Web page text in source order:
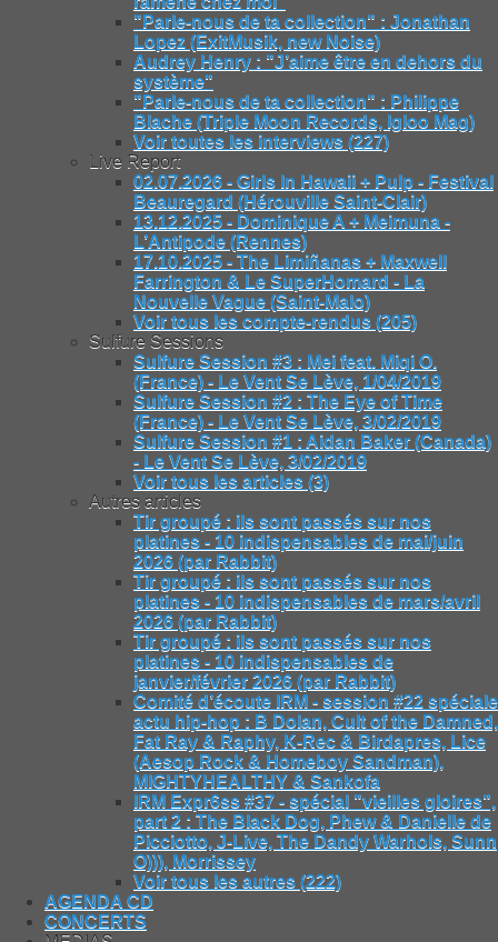
"Parle-nous de ta collection" : Jonathan
Lopez (ExitMusik, new Noise)
Audrey Henry : "J’aime être en dehors du
système"
"Parle-nous de ta collection" : Philippe
Blache (Triple Moon Records, Igloo Mag)
Voir toutes les interviews (227)
Live Report
02.07.2026 - Girls In Hawaii + Pulp - Festival
Beauregard (Hérouville Saint-Clair)
13.12.2025 - Dominique A + Meimuna -
L’Antipode (Rennes)
17.10.2025 - The Limiñanas + Maxwell
Farrington & Le SuperHomard - La
Nouvelle Vague (Saint-Malo)
Voir tous les compte-rendus (205)
Sulfure Sessions
Sulfure Session #3 : Mei feat. Miqi O.
(France) - Le Vent Se Lève, 1/04/2019
Sulfure Session #2 : The Eye of Time
(France) - Le Vent Se Lève, 3/02/2019
Sulfure Session #1 : Aidan Baker (Canada)
- Le Vent Se Lève, 3/02/2019
Voir tous les articles (3)
Autres articles
Tir groupé : ils sont passés sur nos
platines - 10 indispensables de mai/juin
2026 (par Rabbit)
Tir groupé : ils sont passés sur nos
platines - 10 indispensables de mars/avril
2026 (par Rabbit)
Tir groupé : ils sont passés sur nos
platines - 10 indispensables de
janvier/février 2026 (par Rabbit)
Comité d’écoute IRM - session #22 spéciale
actu hip-hop : B Dolan, Cult of the Damned,
Fat Ray & Raphy, K-Rec & Birdapres, Lice
(Aesop Rock & Homeboy Sandman),
MIGHTYHEALTHY & Sankofa
IRM Expr6ss #37 - spécial "vieilles gloires",
part 2 : The Black Dog, Phew & Danielle de
Picciotto, J-Live, The Dandy Warhols, Sunn
O))), Morrissey
Voir tous les autres (222)
AGENDA CD
CONCERTS